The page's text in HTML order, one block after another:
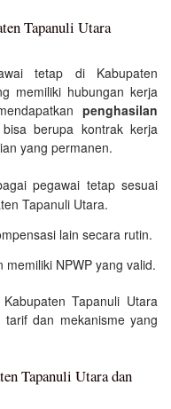
Tapanuli Utara
tetap di Kabupaten
memiliki hubungan kerja
penghasilan
berupa kontrak kerja
yang permanen.
pegawai tetap sesuai
Tapanuli Utara.
lain secara rutin.
NPWP yang valid.
Tapanuli Utara
tarif dan mekanisme yang
Tapanuli Utara dan